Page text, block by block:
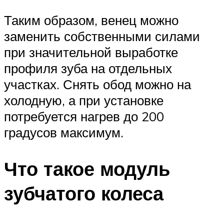
Таким образом, венец можно
заменить собственными силами
при значительной выработке
профиля зуба на отдельных
участках. Снять обод можно на
холодную, а при установке
потребуется нагрев до 200
градусов максимум.
Что такое модуль
зубчатого колеса